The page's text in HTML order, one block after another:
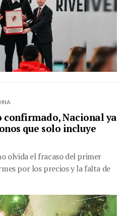
confirmado, Nacional ya
que solo incluye
olvida el fracaso del primer
por los precios y la falta de